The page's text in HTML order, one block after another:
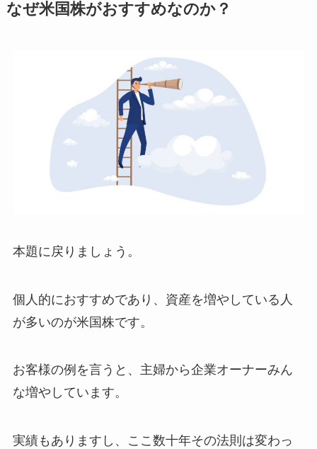
なぜ米国株がおすすめなのか？
本題に戻りましょう。
個人的におすすめであり、資産を増やしている人
が多いのが米国株です。
お客様の例を言うと、主婦から企業オーナーみん
な増やしています。
実績もありますし、ここ数十年その法則は変わっ